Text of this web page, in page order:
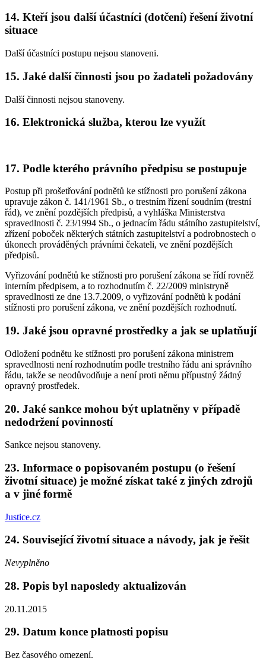
14. Kteří jsou další účastníci (dotčení) řešení životní
situace
Další účastníci postupu nejsou stanoveni.
15. Jaké další činnosti jsou po žadateli požadovány
Další činnosti nejsou stanoveny.
16. Elektronická služba, kterou lze využít
17. Podle kterého právního předpisu se postupuje
Postup při prošetřování podnětů ke stížnosti pro porušení zákona
upravuje zákon č. 141/1961 Sb., o trestním řízení soudním (trestní
řád), ve znění pozdějších předpisů, a vyhláška Ministerstva
spravedlnosti č. 23/1994 Sb., o jednacím řádu státního zastupitelství,
zřízení poboček některých státních zastupitelství a podrobnostech o
úkonech prováděných právními čekateli, ve znění pozdějších
předpisů.
Vyřizování podnětů ke stížnosti pro porušení zákona se řídí rovněž
interním předpisem, a to rozhodnutím č. 22/2009 ministryně
spravedlnosti ze dne 13.7.2009, o vyřizování podnětů k podání
stížnosti pro porušení zákona, ve znění pozdějších rozhodnutí.
19. Jaké jsou opravné prostředky a jak se uplatňují
Odložení podnětu ke stížnosti pro porušení zákona ministrem
spravedlnosti není rozhodnutím podle trestního řádu ani správního
řádu, takže se neodůvodňuje a není proti němu přípustný žádný
opravný prostředek.
20. Jaké sankce mohou být uplatněny v případě
nedodržení povinností
Sankce nejsou stanoveny.
23. Informace o popisovaném postupu (o řešení
životní situace) je možné získat také z jiných zdrojů
a v jiné formě
Justice.cz
24. Související životní situace a návody, jak je řešit
Nevyplněno
28. Popis byl naposledy aktualizován
20.11.2015
29. Datum konce platnosti popisu
Bez časového omezení.